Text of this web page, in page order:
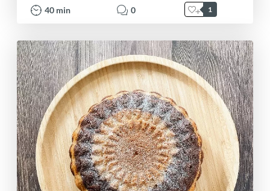
40 min 0 1